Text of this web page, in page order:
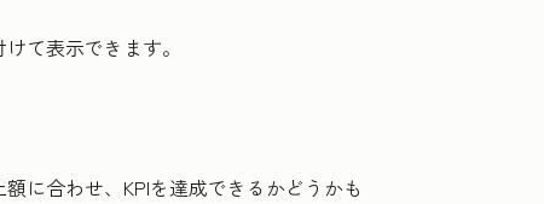
て表示できます。
に合わせ、KPIを達成できるかどうかも